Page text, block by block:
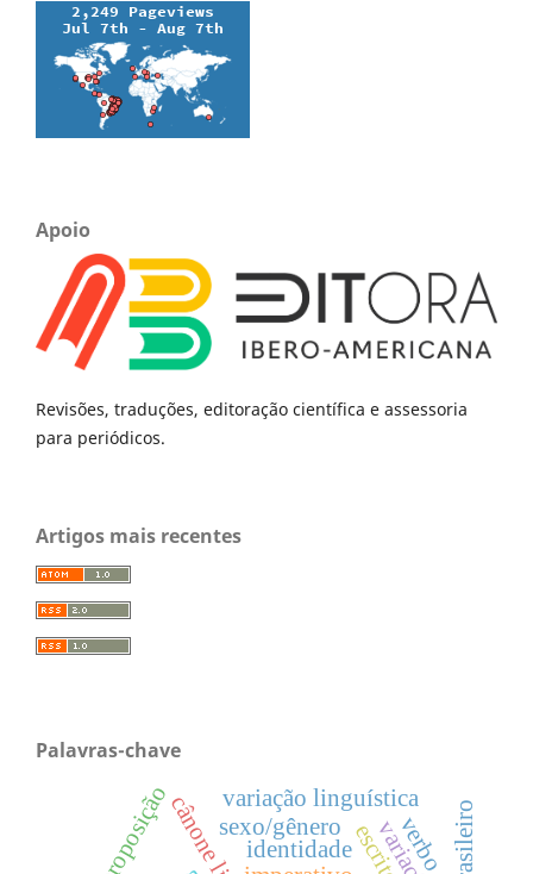
Apoio
Revisões, traduções, editoração científica e assessoria
para periódicos.
Artigos mais recentes
Palavras-chave
variação linguística
proposição verbo
sexo/gênero
identidade